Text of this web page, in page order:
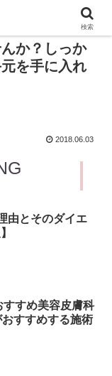
か？しっか
を手に入れ
2018.06.03
由とそのダイエ
すめ美容皮膚科
すすめする施術
検索